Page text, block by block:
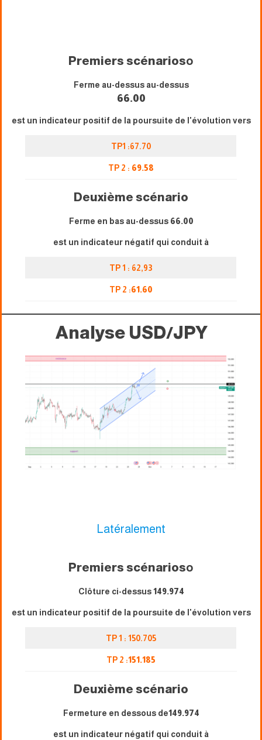
Premiers scénarioso
Ferme au-dessus au-dessus
66.00
est un indicateur positif de la poursuite de l'évolution vers
TP1 :67.70
TP 2 : 69.58
Deuxième scénario
Ferme en bas au-dessus 66.00
est un indicateur négatif qui conduit à
TP 1 : 62,93
TP 2 :61.60
Analyse USD/JPY
Latéralement
Premiers scénarioso
Clôture ci-dessus149.974
est un indicateur positif de la poursuite de l'évolution vers
TP 1 : 150.705
TP 2 :151.185
Deuxième scénario
Fermeture en dessous de149.974
est un indicateur négatif qui conduit à